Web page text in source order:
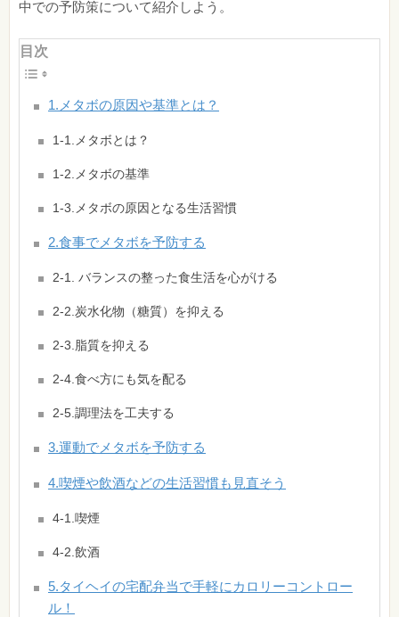
中での予防策について紹介しよう。
目次
1.メタボの原因や基準とは？
1-1.メタボとは？
1-2.メタボの基準
1-3.メタボの原因となる生活習慣
2.食事でメタボを予防する
2-1. バランスの整った食生活を心がける
2-2.炭水化物（糖質）を抑える
2-3.脂質を抑える
2-4.食べ方にも気を配る
2-5.調理法を工夫する
3.運動でメタボを予防する
4.喫煙や飲酒などの生活習慣も見直そう
4-1.喫煙
4-2.飲酒
5.タイヘイの宅配弁当で手軽にカロリーコントロー
ル！